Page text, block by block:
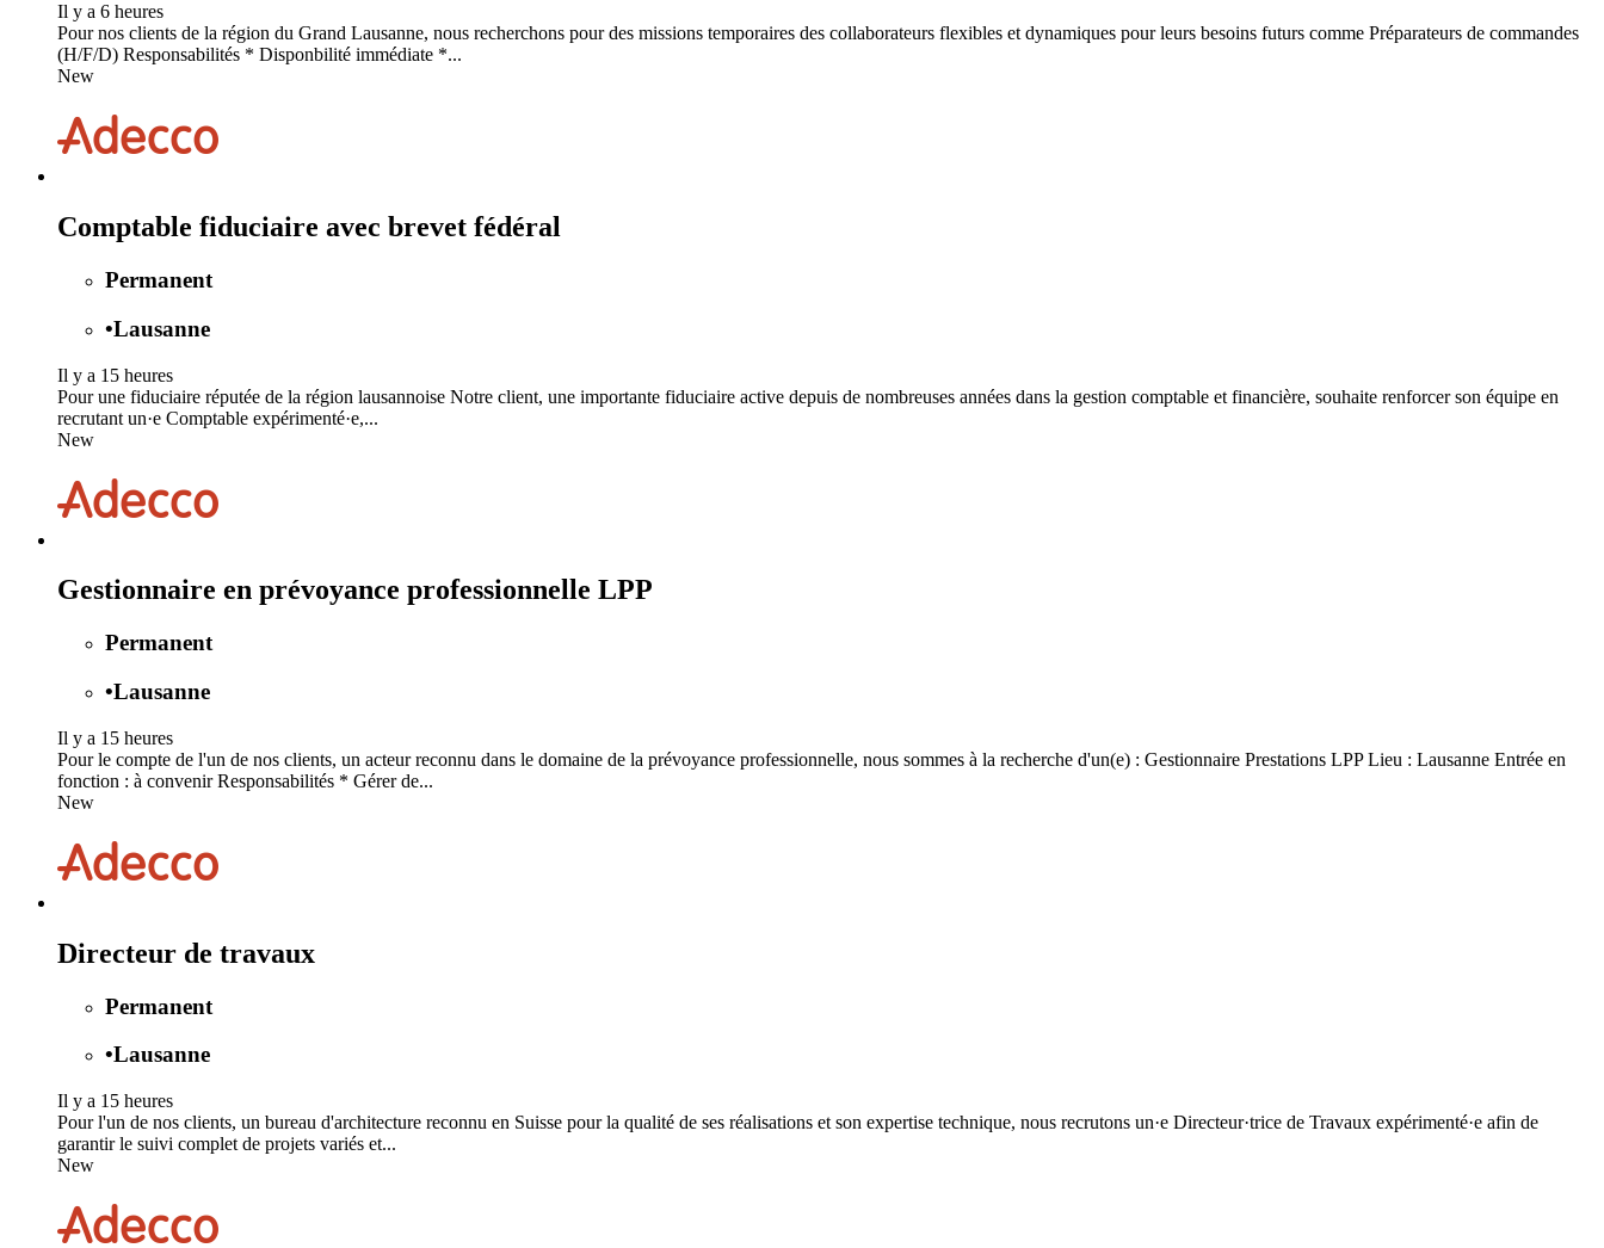
Il y a 6 heures
Pour nos clients de la région du Grand Lausanne, nous recherchons pour des missions temporaires des collaborateurs flexibles et dynamiques pour leurs besoins futurs comme Préparateurs de commandes
(H/F/D) Responsabilités * Disponbilité immédiate *...
New
Comptable fiduciaire avec brevet fédéral
Permanent
•Lausanne
Il y a 15 heures
Pour une fiduciaire réputée de la région lausannoise Notre client, une importante fiduciaire active depuis de nombreuses années dans la gestion comptable et financière, souhaite renforcer son équipe en
recrutant un·e Comptable expérimenté·e,...
New
Gestionnaire en prévoyance professionnelle LPP
Permanent
•Lausanne
Il y a 15 heures
Pour le compte de l'un de nos clients, un acteur reconnu dans le domaine de la prévoyance professionnelle, nous sommes à la recherche d'un(e) : Gestionnaire Prestations LPP Lieu : Lausanne Entrée en
fonction : à convenir Responsabilités * Gérer de...
New
Directeur de travaux
Permanent
•Lausanne
Il y a 15 heures
Pour l'un de nos clients, un bureau d'architecture reconnu en Suisse pour la qualité de ses réalisations et son expertise technique, nous recrutons un·e Directeur·trice de Travaux expérimenté·e afin de
garantir le suivi complet de projets variés et...
New